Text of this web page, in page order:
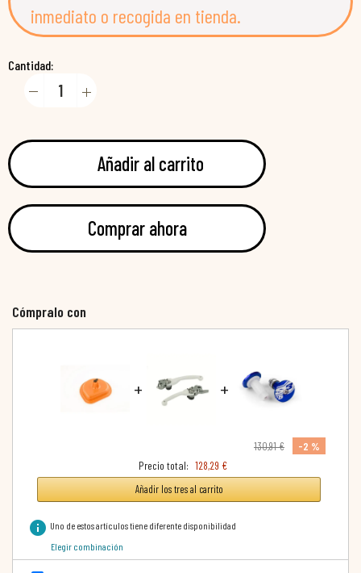
inmediato o recogida en tienda.
Cantidad:
Añadir al carrito
Comprar ahora
Cómpralo con
+ +
130,91 €
-2 %
Precio total: 128,29 €
Añadir los tres al carrito
info Uno de estos artículos tiene diferente disponibilidad
Elegir combinación